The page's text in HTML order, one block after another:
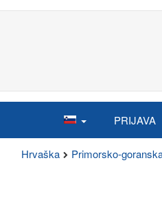
PRIJAVA
Hrvaška Primorsko-